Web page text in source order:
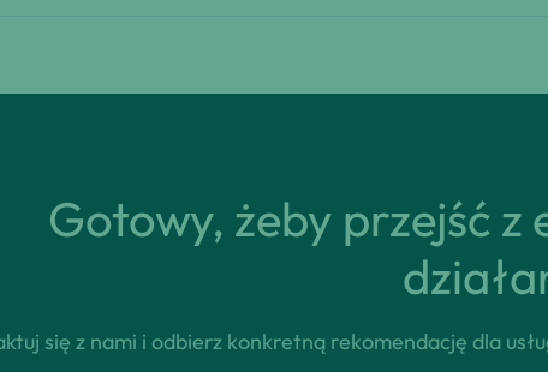
Gotowy, żeby przejść
się z nami i odbierz konkretną rekomendację dla